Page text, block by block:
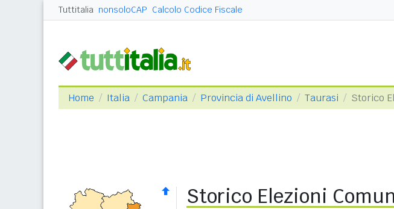
Tuttitalia nonsoloCAP Calcolo Codice Fiscale
Home Italia Campania Provincia di Avellino Taurasi Storico
Storico Elezioni